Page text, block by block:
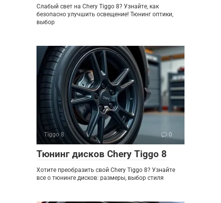
Слабый свет на Chery Tiggo 8? Узнайте, как
безопасно улучшить освещение! Тюнинг оптики,
выбор
Tiggo 8 0
Тюнинг дисков Chery Tiggo 8
Хотите преобразить свой Chery Tiggo 8? Узнайте
все о тюнинге дисков: размеры, выбор стиля